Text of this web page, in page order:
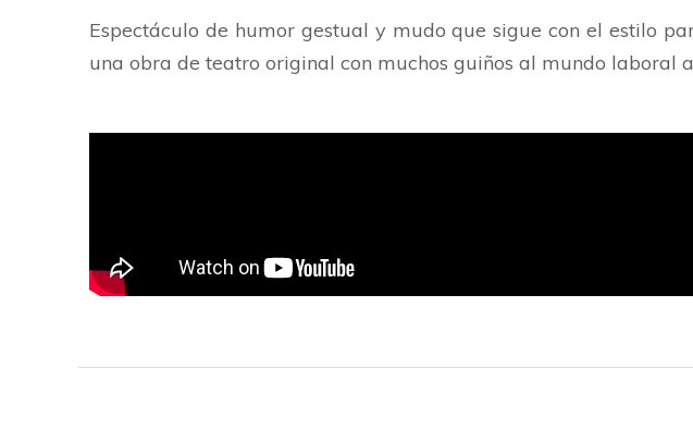
Espectáculo de humor gestual y mudo que sigue con el estilo
una obra de teatro original con muchos guiños al mundo laboral